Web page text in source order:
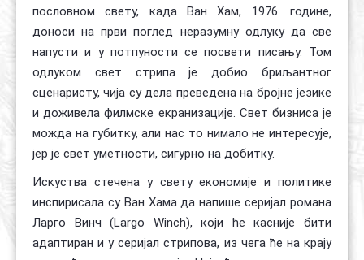
пословном свету, када Ван Хам, 1976. године,
доноси на први поглед неразумну одлуку да све
напусти и у потпуности се посвети писању. Том
одлуком свет стрипа је добио бриљантног
сценаристу, чија су дела преведена на бројне језике
и доживела филмске екранизације. Свет бизниса је
можда на губитку, али нас то нимало не интересује,
јер је свет уметности, сигурно на добитку.
Искуства стечена у свету економије и политике
инспирисала су Ван Хама да напише серијал романа
Ларго Винч (Largo Winch), који ће касније бити
адаптиран и у серијал стрипова, из чега ће на крају